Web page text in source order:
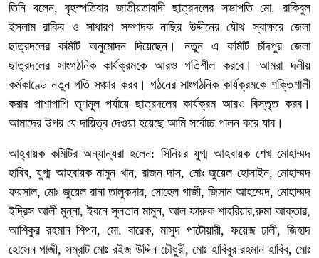
তিনি বলেন, বৃহস্পতিবার জাতীয়তাবাদী ছাত্রদলের সভাপতি মো. রাকিবুল
ইসলাম রাকিব ও সাধারণ সম্পাদক নাছির উদ্দীনের যৌথ স্বাক্ষরে জেলা
ছাত্রদলের কমিটি অনুমোদন দিয়েছেন। নতুন এ কমিটি চাঁদপুর জেলা
ছাত্রদলের সাংগঠনিক কার্যক্রমকে আরও গতিশীল করবে। আমরা দলীয়
কর্মকাণ্ডে নতুন গতি সঞ্চার করব। গঠনের সাংগঠনিক কার্যক্রমকে শক্তিশালী
করার পাশাপাশি তৃণমূল পর্যায়ে ছাত্রদলের কার্যক্রম আরও বিস্তৃত করব।
আমাদের উপর যে দায়িত্ব দেওয়া হয়েছে আমি সর্বোচ্চ পালন করে যাব।
আহ্বায়ক কমিটির অন্যান্যরা হলেন: সিনিয়র যুগ্ম আহবায়ক শেখ মোহাম্মদ
হাবিব, যুগ্ম আহবায়ক মামুন খান, রাজন দাস, মোঃ জুয়েল হোসাইন, মোহাম্মদ
ফয়সাল, মোঃ জুয়েল রানা তালুকদার, সোহেল গাজী, জিসান আহম্মেদ, মোহাম্মদ
ইদ্রিস আলী মুন্না, ইবনে সুলতান মামুন, আল ফারুক শাহরিয়ার,রুমা আক্তার,
আশিকুর রহমান শিপন, মো. বারেক, মাসুদ পাটোয়ারী, ফয়েজ ঢালী, জিহাদ
হোসেন গাজী, সম্রাট মোঃ রইজ উদ্দিন চৌধুরী, মোঃ হাবিবুর রহমান হাবিব, মোঃ